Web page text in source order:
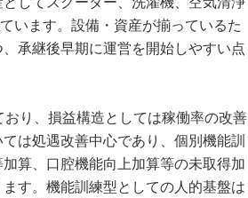
います。設備・資産が揃っているた
承継後早期に運営を開始しやすい点
り、損益構造としては稼働率の改善
は処遇改善中心であり、個別機能訓
算、口腔機能向上加算等の未取得加
す。機能訓練型としての人的基盤は